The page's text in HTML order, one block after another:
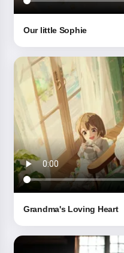
Our little Sophie
Grandma's Loving Heart